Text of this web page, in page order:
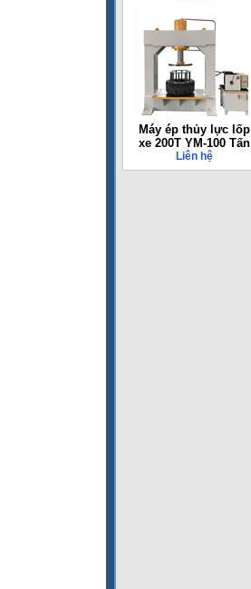
Máy ép thủy lực lốp
xe 200T YM-100 Tấn
Liên hệ